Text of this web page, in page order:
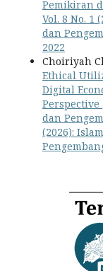
Pemikiran
Vol. 8 No. 1
dan
2022
Choiriyah
Ethical
Digital
Perspective
dan
(2026):